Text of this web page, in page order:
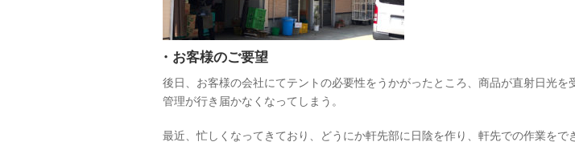
・お客様のご要望
後日、お客様の会社にてテントの必要性をうかがったところ、商品が直射日光を
管理が行き届かなくなってしまう。
最近、忙しくなってきており、どうにか軒先部に日陰を作り、軒先での作業をで